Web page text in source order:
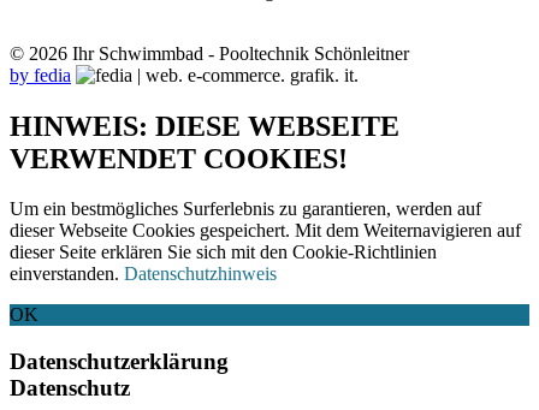
© 2026 Ihr Schwimmbad - Pooltechnik Schönleitner
by fedia
HINWEIS: DIESE WEBSEITE
VERWENDET COOKIES!
Um ein bestmögliches Surferlebnis zu garantieren, werden auf
dieser Webseite Cookies gespeichert. Mit dem Weiternavigieren auf
dieser Seite erklären Sie sich mit den Cookie-Richtlinien
einverstanden. Datenschutzhinweis
OK
Datenschutzerklärung
Datenschutz